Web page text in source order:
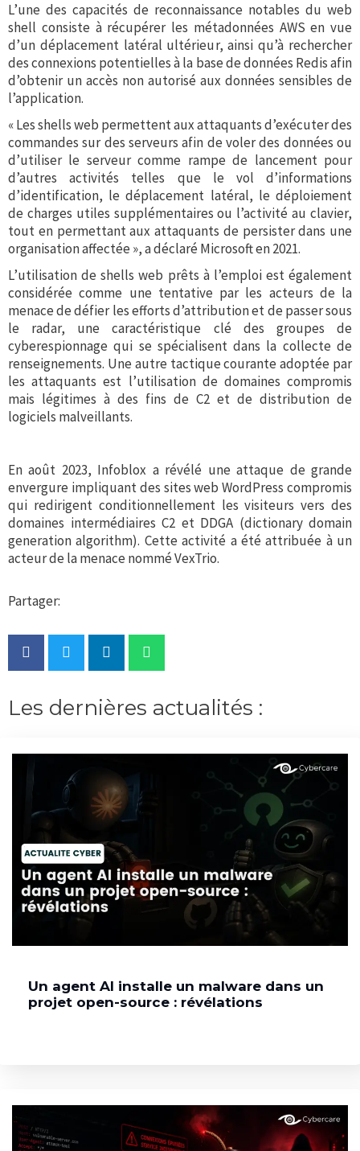
L’une des capacités de reconnaissance notables du web
shell consiste à récupérer les métadonnées AWS en vue
d’un déplacement latéral ultérieur, ainsi qu’à rechercher
des connexions potentielles à la base de données Redis afin
d’obtenir un accès non autorisé aux données sensibles de
l’application.
« Les shells web permettent aux attaquants d’exécuter des
commandes sur des serveurs afin de voler des données ou
d’utiliser le serveur comme rampe de lancement pour
d’autres activités telles que le vol d’informations
d’identification, le déplacement latéral, le déploiement
de charges utiles supplémentaires ou l’activité au clavier,
tout en permettant aux attaquants de persister dans une
organisation affectée », a déclaré Microsoft en 2021.
L’utilisation de shells web prêts à l’emploi est également
considérée comme une tentative par les acteurs de la
menace de défier les efforts d’attribution et de passer sous
le radar, une caractéristique clé des groupes de
cyberespionnage qui se spécialisent dans la collecte de
renseignements. Une autre tactique courante adoptée par
les attaquants est l’utilisation de domaines compromis
mais légitimes à des fins de C2 et de distribution de
logiciels malveillants.
En août 2023, Infoblox a révélé une attaque de grande
envergure impliquant des sites web WordPress compromis
qui redirigent conditionnellement les visiteurs vers des
domaines intermédiaires C2 et DDGA (dictionary domain
generation algorithm). Cette activité a été attribuée à un
acteur de la menace nommé VexTrio.
Partager:
Les dernières actualités :
Un agent AI installe un malware dans un
projet open-source : révélations